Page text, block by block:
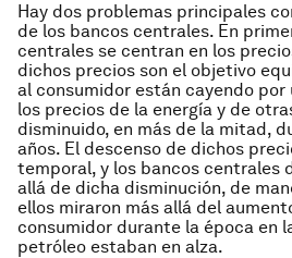
Hay dos problemas principales
de los bancos centrales. En
centrales se centran en los
dichos precios son el objetivo
al consumidor están cayendo por
los precios de la energía y de
disminuido, en más de la mitad,
años. El descenso de dichos
temporal, y los bancos centrales
allá de dicha disminución, de
ellos miraron más allá del
consumidor durante la época en
petróleo estaban en alza.